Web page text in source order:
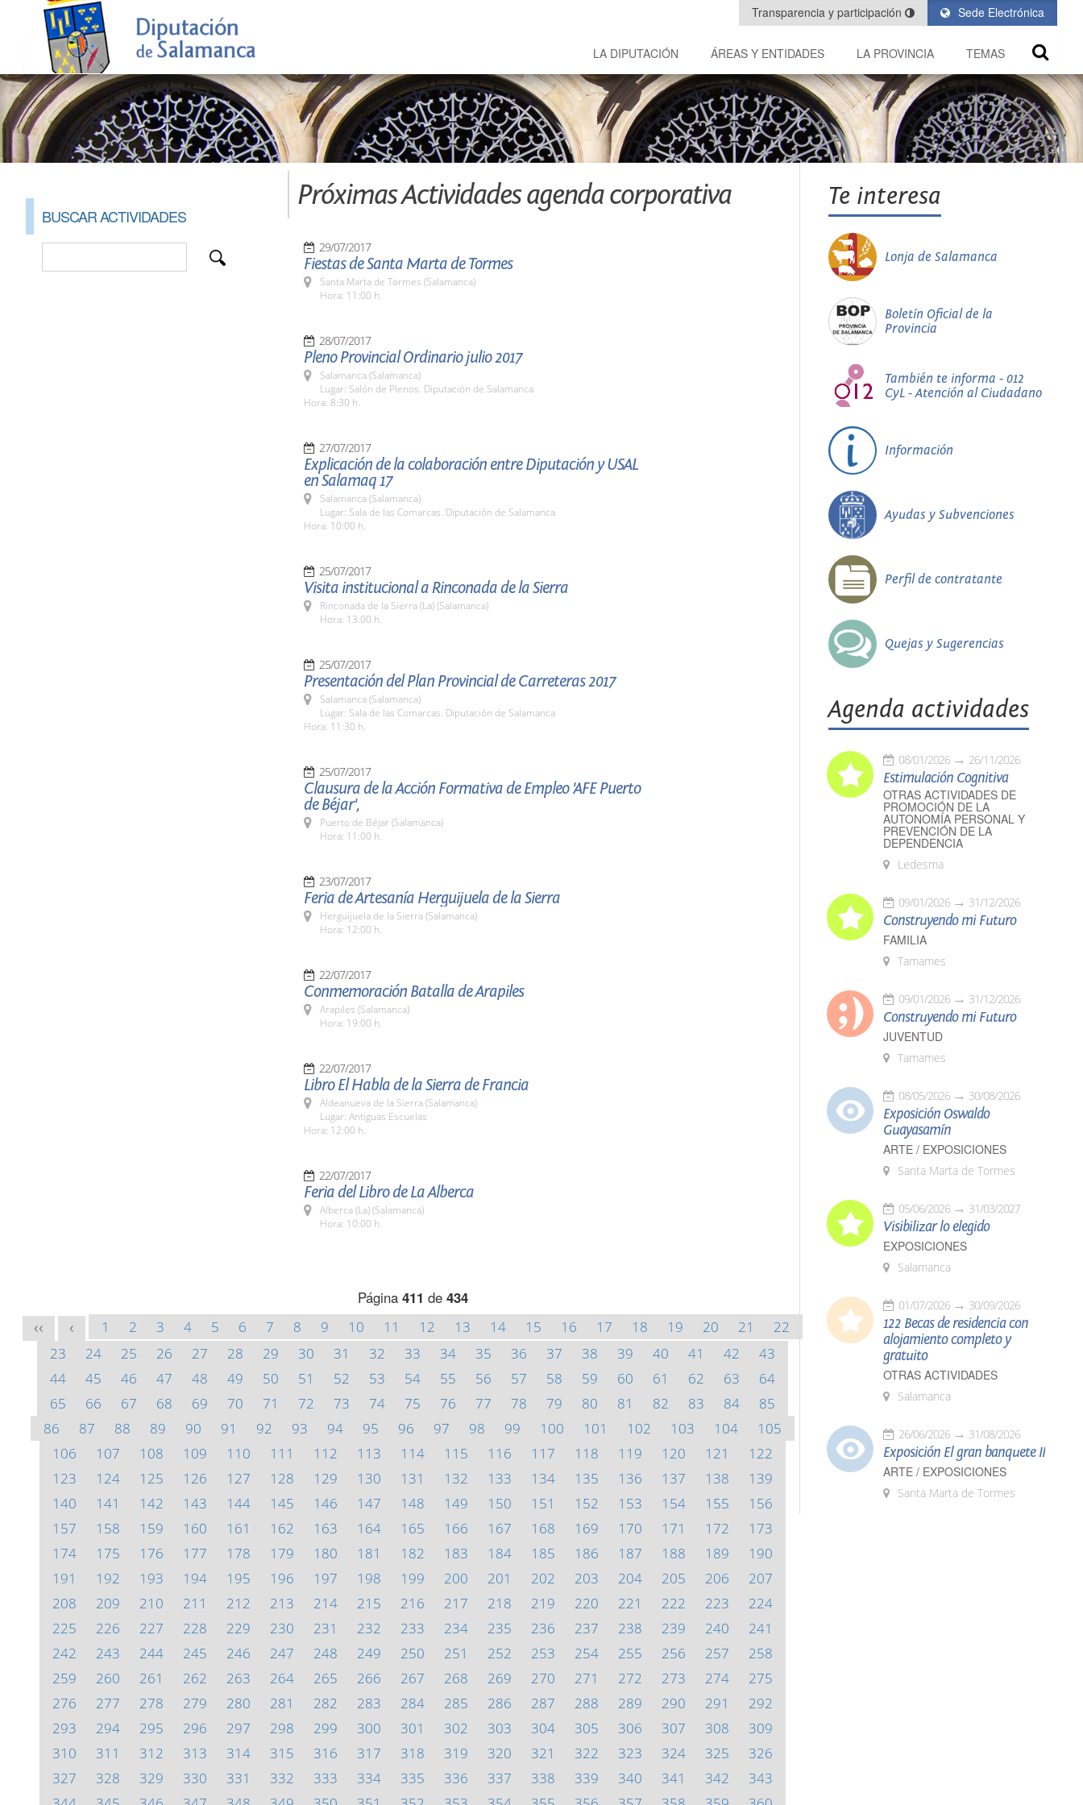
Sede Electrónica
Transparencia y participación
LA DIPUTACIÓN ÁREAS Y ENTIDADES LA PROVINCIA TEMAS
BUSCAR ACTIVIDADES
Próximas Actividades agenda corporativa
29/07/2017
Fiestas de Santa Marta de Tormes
Santa Marta de Tormes (Salamanca)
Hora: 11:00 h.
28/07/2017
Pleno Provincial Ordinario julio 2017
Salamanca (Salamanca)
Lugar: Salón de Plenos. Diputación de Salamanca
Hora: 8:30 h.
27/07/2017
Explicación de la colaboración entre Diputación y USAL
en Salamaq 17
Salamanca (Salamanca)
Lugar: Sala de las Comarcas. Diputación de Salamanca
Hora: 10:00 h.
25/07/2017
Visita institucional a Rinconada de la Sierra
Rinconada de la Sierra (La) (Salamanca)
Hora: 13:00 h.
25/07/2017
Presentación del Plan Provincial de Carreteras 2017
Salamanca (Salamanca)
Lugar: Sala de las Comarcas. Diputación de Salamanca
Hora: 11:30 h.
25/07/2017
Clausura de la Acción Formativa de Empleo 'AFE Puerto
de Béjar',
Puerto de Béjar (Salamanca)
Hora: 11:00 h.
23/07/2017
Feria de Artesanía Herguijuela de la Sierra
Herguijuela de la Sierra (Salamanca)
Hora: 12:00 h.
22/07/2017
Conmemoración Batalla de Arapiles
Arapiles (Salamanca)
Hora: 19:00 h.
22/07/2017
Libro El Habla de la Sierra de Francia
Aldeanueva de la Sierra (Salamanca)
Lugar: Antiguas Escuelas
Hora: 12:00 h.
22/07/2017
Feria del Libro de La Alberca
Alberca (La) (Salamanca)
Hora: 10:00 h.
Página 411 de 434
<< < 1 2 3 4 5 6 7 8 9 10 11 12 13 14 15 16 17 18 19 20 21
22
23
24 25 26 27 28 29 30 31 32 33 34 35 36 37 38 39 40 41 42
43
44
45 46 47 48 49 50 51 52 53 54 55 56 57 58 59 60 61 62 63
64
65
66 67 68 69 70 71 72 73 74 75 76 77 78 79 80 81 82 83 84
85
86
87 88 89 90 91 92 93 94 95 96 97 98 99 100 101 102 103 104
105
106
107 108 109 110 111 112 113 114 115 116 117 118 119 120 121
122
123
124 125 126 127 128 129 130 131 132 133 134 135 136 137 138
139
140
141 142 143 144 145 146 147 148 149 150 151 152 153 154 155
156
157
158 159 160 161 162 163 164 165 166 167 168 169 170 171 172
173
174
175 176 177 178 179 180 181 182 183 184 185 186 187 188 189
190
191
192 193 194 195 196 197 198 199 200 201 202 203 204 205 206
207
208
209 210 211 212 213 214 215 216 217 218 219 220 221 222 223
224
225
226 227 228 229 230 231 232 233 234 235 236 237 238 239 240
241
242
243 244 245 246 247 248 249 250 251 252 253 254 255 256 257
258
259
260 261 262 263 264 265 266 267 268 269 270 271 272 273 274
275
276
277 278 279 280 281 282 283 284 285 286 287 288 289 290 291
292
293
294 295 296 297 298 299 300 301 302 303 304 305 306 307 308
309
310
311 312 313 314 315 316 317 318 319 320 321 322 323 324 325
326
327
328 329 330 331 332 333 334 335 336 337 338 339 340 341 342
343
Te interesa
Lonja de Salamanca
Boletín Oficial de la
Provincia
También te informa - 012
CyL - Atención al Ciudadano
Información
Ayudas y Subvenciones
Perfil de contratante
Quejas y Sugerencias
Agenda actividades
08/01/2026 26/11/2026
Estimulación Cognitiva
OTRAS ACTIVIDADES DE
PROMOCIÓN DE LA
AUTONOMÍA PERSONAL Y
PREVENCIÓN DE LA
DEPENDENCIA
Ledesma
09/01/2026 31/12/2026
Construyendo mi Futuro
FAMILIA
Tamames
09/01/2026 31/12/2026
Construyendo mi Futuro
JUVENTUD
Tamames
08/05/2026 30/08/2026
Exposición Oswaldo
Guayasamín
ARTE / EXPOSICIONES
Santa Marta de Tormes
05/06/2026 31/03/2027
Visibilizar lo elegido
EXPOSICIONES
Salamanca
01/07/2026 30/09/2026
122 Becas de residencia con
alojamiento completo y
gratuito
OTRAS ACTIVIDADES
Salamanca
26/06/2026 31/08/2026
Exposición El gran banquete II
ARTE / EXPOSICIONES
Santa Marta de Tormes